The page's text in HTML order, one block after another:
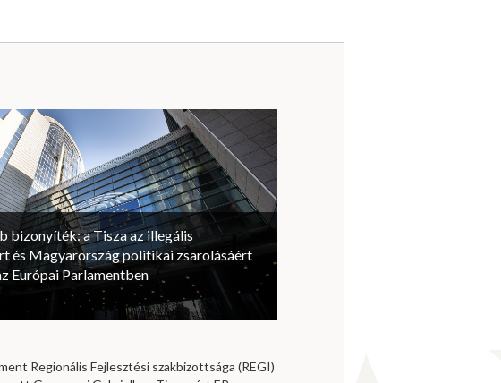
bizonyíték: a Tisza az illegális
és Magyarország politikai zsarolásáért
Európai Parlamentben
Regionális Fejlesztési szakbizottsága (REGI)